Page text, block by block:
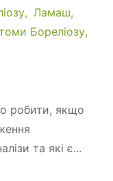
Ламаш
Бореліозу
робити, якщо
та які є...